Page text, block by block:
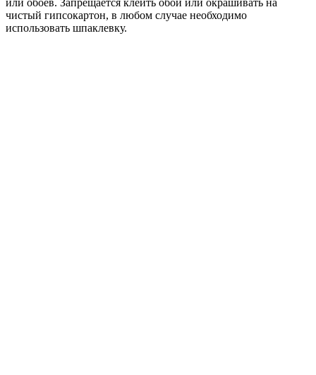
чистый гипсокартон, в любом случае необходимо
использовать шпаклевку.